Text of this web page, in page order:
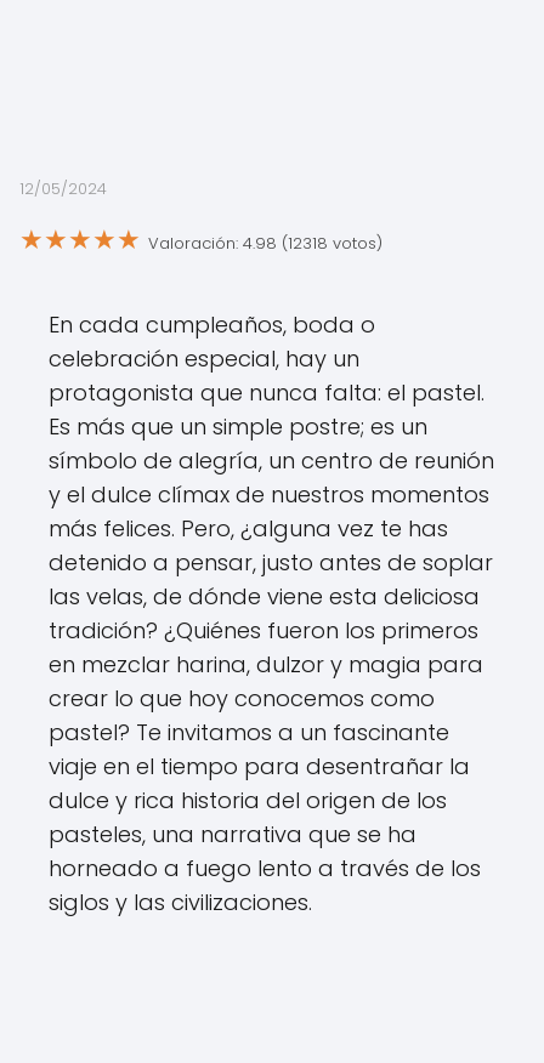
12/05/2024
★★★★★ Valoración: 4.98 (12318 votos)
En cada cumpleaños, boda o
celebración especial, hay un
protagonista que nunca falta: el pastel.
Es más que un simple postre; es un
símbolo de alegría, un centro de reunión
y el dulce clímax de nuestros momentos
más felices. Pero, ¿alguna vez te has
detenido a pensar, justo antes de soplar
las velas, de dónde viene esta deliciosa
tradición? ¿Quiénes fueron los primeros
en mezclar harina, dulzor y magia para
crear lo que hoy conocemos como
pastel? Te invitamos a un fascinante
viaje en el tiempo para desentrañar la
dulce y rica historia del origen de los
pasteles, una narrativa que se ha
horneado a fuego lento a través de los
siglos y las civilizaciones.